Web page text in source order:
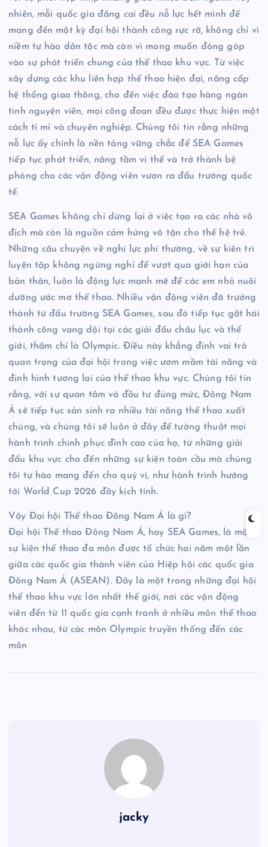
nhiên, mỗi quốc gia đăng cai đều nỗ lực hết mình để
mang đến một kỳ đại hội thành công rực rỡ, không chỉ vì
niềm tự hào dân tộc mà còn vì mong muốn đóng góp
vào sự phát triển chung của thể thao khu vực. Từ việc
xây dựng các khu liên hợp thể thao hiện đại, nâng cấp
hệ thống giao thông, cho đến việc đào tạo hàng ngàn
tình nguyện viên, mọi công đoạn đều được thực hiện một
cách tỉ mỉ và chuyên nghiệp. Chúng tôi tin rằng những
nỗ lực ấy chính là nền tảng vững chắc để SEA Games
tiếp tục phát triển, nâng tầm vị thế và trở thành bệ
phóng cho các vận động viên vươn ra đấu trường quốc
tế.
SEA Games không chỉ dừng lại ở việc tạo ra các nhà vô
địch mà còn là nguồn cảm hứng vô tận cho thế hệ trẻ.
Những câu chuyện về nghị lực phi thường, về sự kiên trì
luyện tập không ngừng nghỉ để vượt qua giới hạn của
bản thân, luôn là động lực mạnh mẽ để các em nhỏ nuôi
dưỡng ước mơ thể thao. Nhiều vận động viên đã trưởng
thành từ đấu trường SEA Games, sau đó tiếp tục gặt hái
thành công vang dội tại các giải đấu châu lục và thế
giới, thậm chí là Olympic. Điều này khẳng định vai trò
quan trọng của đại hội trong việc ươm mầm tài năng và
định hình tương lai của thể thao khu vực. Chúng tôi tin
rằng, với sự quan tâm và đầu tư đúng mức, Đông Nam
Á sẽ tiếp tục sản sinh ra nhiều tài năng thể thao xuất
chúng, và chúng tôi sẽ luôn ở đây để tường thuật mọi
hành trình chinh phục đỉnh cao của họ, từ những giải
đấu khu vực cho đến những sự kiện toàn cầu mà chúng
tôi tự hào mang đến cho quý vị, như hành trình hướng
tới World Cup 2026 đầy kịch tính.
Vậy Đại hội Thể thao Đông Nam Á là gì?
Đại hội Thể thao Đông Nam Á, hay SEA Games, là một
sự kiện thể thao đa môn được tổ chức hai năm một lần
giữa các quốc gia thành viên của Hiệp hội các quốc gia
Đông Nam Á (ASEAN). Đây là một trong những đại hội
thể thao khu vực lớn nhất thế giới, nơi các vận động
viên đến từ 11 quốc gia cạnh tranh ở nhiều môn thể thao
khác nhau, từ các môn Olympic truyền thống đến các
môn
jacky